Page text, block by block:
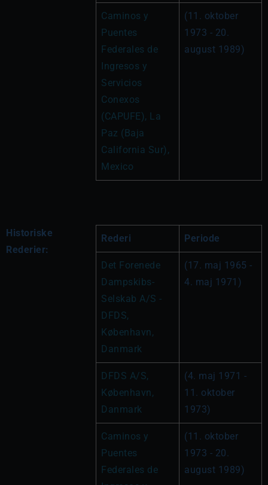
Caminos y
Puentes
Federales de
Ingresos y
Servicios
Conexos
(CAPUFE), La
Paz (Baja
California Sur),
Mexico
(11. oktober
1973 - 20.
august 1989)
Historiske
Rederier:
Rederi Periode
Det Forenede
Dampskibs-
Selskab A/S -
DFDS,
København,
Danmark
(17. maj 1965 -
4. maj 1971)
DFDS A/S,
København,
Danmark
(4. maj 1971 -
11. oktober
1973)
Caminos y
Puentes
Federales de
(11. oktober
1973 - 20.
august 1989)